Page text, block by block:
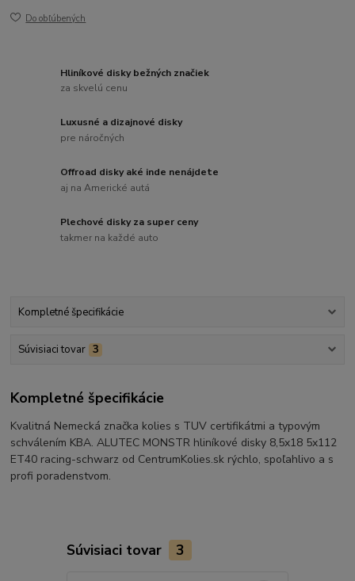
Do obľúbených
Hliníkové disky bežných značiek
za skvelú cenu
Luxusné a dizajnové disky
pre náročných
Offroad disky aké inde nenájdete
aj na Americké autá
Plechové disky za super ceny
takmer na každé auto
Kompletné špecifikácie
Súvisiaci tovar 3
Kompletné špecifikácie
Kvalitná Nemecká značka kolies s TUV certifikátmi a typovým
schválením KBA. ALUTEC MONSTR hliníkové disky 8,5x18 5x112
ET40 racing-schwarz od CentrumKolies.sk rýchlo, spoľahlivo a s
profi poradenstvom.
Súvisiaci tovar 3